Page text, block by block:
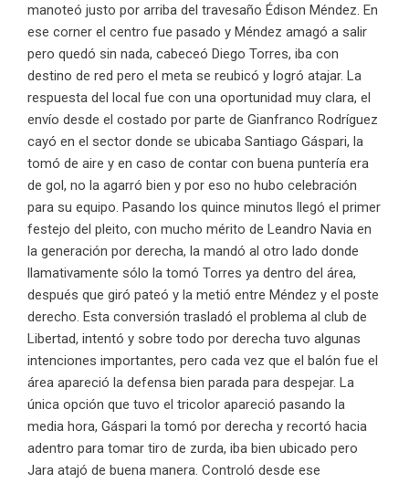
manoteó justo por arriba del travesaño Édison Méndez. En
ese corner el centro fue pasado y Méndez amagó a salir
pero quedó sin nada, cabeceó Diego Torres, iba con
destino de red pero el meta se reubicó y logró atajar. La
respuesta del local fue con una oportunidad muy clara, el
envío desde el costado por parte de Gianfranco Rodríguez
cayó en el sector donde se ubicaba Santiago Gáspari, la
tomó de aire y en caso de contar con buena puntería era
de gol, no la agarró bien y por eso no hubo celebración
para su equipo. Pasando los quince minutos llegó el primer
festejo del pleito, con mucho mérito de Leandro Navia en
la generación por derecha, la mandó al otro lado donde
llamativamente sólo la tomó Torres ya dentro del área,
después que giró pateó y la metió entre Méndez y el poste
derecho. Esta conversión trasladó el problema al club de
Libertad, intentó y sobre todo por derecha tuvo algunas
intenciones importantes, pero cada vez que el balón fue el
área apareció la defensa bien parada para despejar. La
única opción que tuvo el tricolor apareció pasando la
media hora, Gáspari la tomó por derecha y recortó hacia
adentro para tomar tiro de zurda, iba bien ubicado pero
Jara atajó de buena manera. Controló desde ese